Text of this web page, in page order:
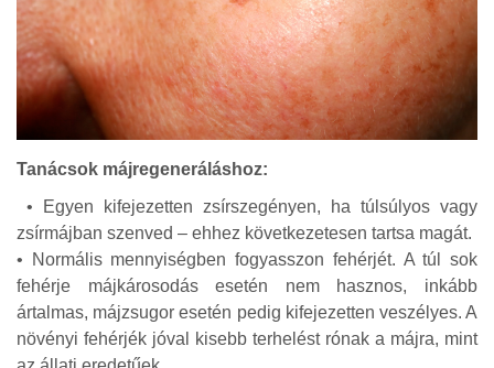
Tanácsok májregeneráláshoz:
• Egyen kifejezetten zsírszegényen, ha túlsúlyos vagy
zsírmájban szenved – ehhez következetesen tartsa magát.
• Normális mennyiségben fogyasszon fehérjét. A túl sok
fehérje májkárosodás esetén nem hasznos, inkább
ártalmas, májzsugor esetén pedig kifejezetten veszélyes. A
növényi fehérjék jóval kisebb terhelést rónak a májra, mint